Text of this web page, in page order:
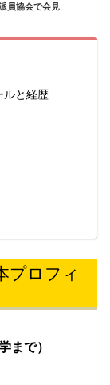
員協会で会見
ルと経歴
プロフィ
まで）